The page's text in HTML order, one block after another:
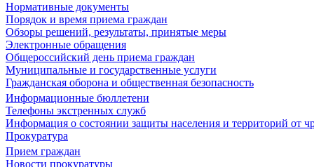
Нормативные документы
Порядок и время приема граждан
Обзоры решений, результаты, принятые меры
Электронные обращения
Общероссийский день приема граждан
Муниципальные и государственные услуги
Гражданская оборона и общественная безопасность
Информационные бюллетени
Телефоны экстренных служб
Информация о состоянии защиты населения и территорий от
Прокуратура
Прием граждан
Новости прокуратуры